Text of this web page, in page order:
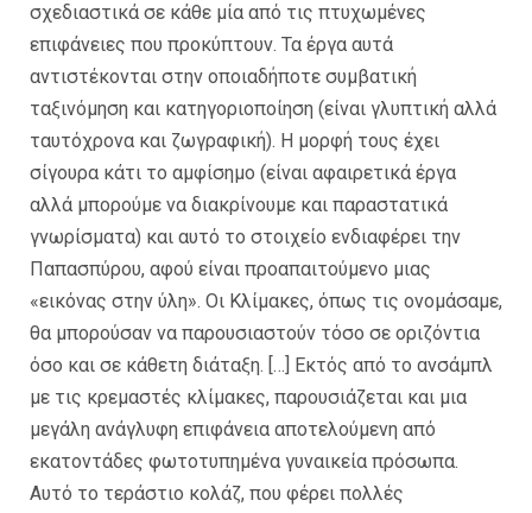
σχεδιαστικά σε κάθε μία από τις πτυχωμένες
επιφάνειες που προκύπτουν. Τα έργα αυτά
αντιστέκονται στην οποιαδήποτε συμβατική
ταξινόμηση και κατηγοριοποίηση (είναι γλυπτική αλλά
ταυτόχρονα και ζωγραφική). Η μορφή τους έχει
σίγουρα κάτι το αμφίσημο (είναι αφαιρετικά έργα
αλλά μπορούμε να διακρίνουμε και παραστατικά
γνωρίσματα) και αυτό το στοιχείο ενδιαφέρει την
Παπασπύρου, αφού είναι προαπαιτούμενο μιας
«εικόνας στην ύλη». Οι Κλίμακες, όπως τις ονομάσαμε,
θα μπορούσαν να παρουσιαστούν τόσο σε οριζόντια
όσο και σε κάθετη διάταξη. […] Εκτός από το ανσάμπλ
με τις κρεμαστές κλίμακες, παρουσιάζεται και μια
μεγάλη ανάγλυφη επιφάνεια αποτελούμενη από
εκατοντάδες φωτοτυπημένα γυναικεία πρόσωπα.
Αυτό το τεράστιο κολάζ, που φέρει πολλές